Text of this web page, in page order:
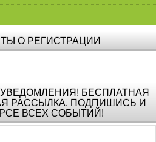
О РЕГИСТРАЦИИ
БЕСПЛАТНАЯ
РАССЫЛКА. ПОДПИШИСЬ И
ВСЕХ СОБЫТИЙ!